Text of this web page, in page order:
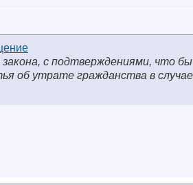
с подтверждениями, что
об утрате гражданства в случае